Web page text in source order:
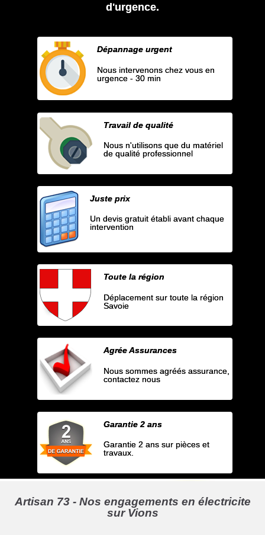
d'urgence.
Dépannage urgent
Nous intervenons chez vous en
urgence - 30 min
Travail de qualité
Nous n'utilisons que du matériel
de qualité professionnel
Juste prix
Un devis gratuit établi avant chaque
intervention
Toute la région
Déplacement sur toute la région
Savoie
Agrée Assurances
Nous sommes agréés assurance,
contactez nous
Garantie 2 ans
Garantie 2 ans sur pièces et
travaux.
Artisan 73 - Nos engagements en électricite
sur Vions